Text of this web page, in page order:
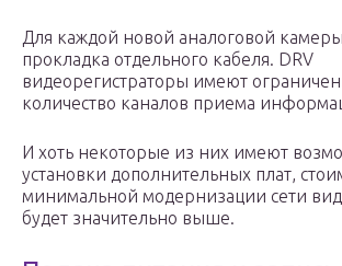
Для каждой новой аналоговой камеры
прокладка отдельного кабеля. DRV
видеорегистраторы имеют
количество каналов приема
И хоть некоторые из них имеют
установки дополнительных плат,
минимальной модернизации сети
будет значительно выше.